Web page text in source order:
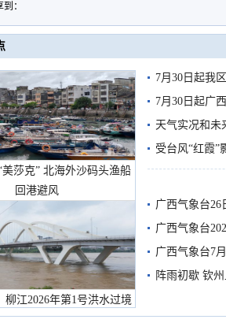
：
美莎克” 北海外沙码头渔船
回港避风
柳江2026年第1号洪水过境
在堤岸见证汛况
7月30日起我
7月30日起广
天气实况和未
受台风“红霞”
有较强降雨
广西气象台26
广西气象台
预警
广西气象台7
阵雨初歇 钦